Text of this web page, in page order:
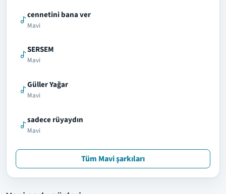
cennetini bana ver
Mavi
SERSEM
Mavi
Güller Yağar
Mavi
sadece rüyaydın
Mavi
Tüm Mavi şarkıları